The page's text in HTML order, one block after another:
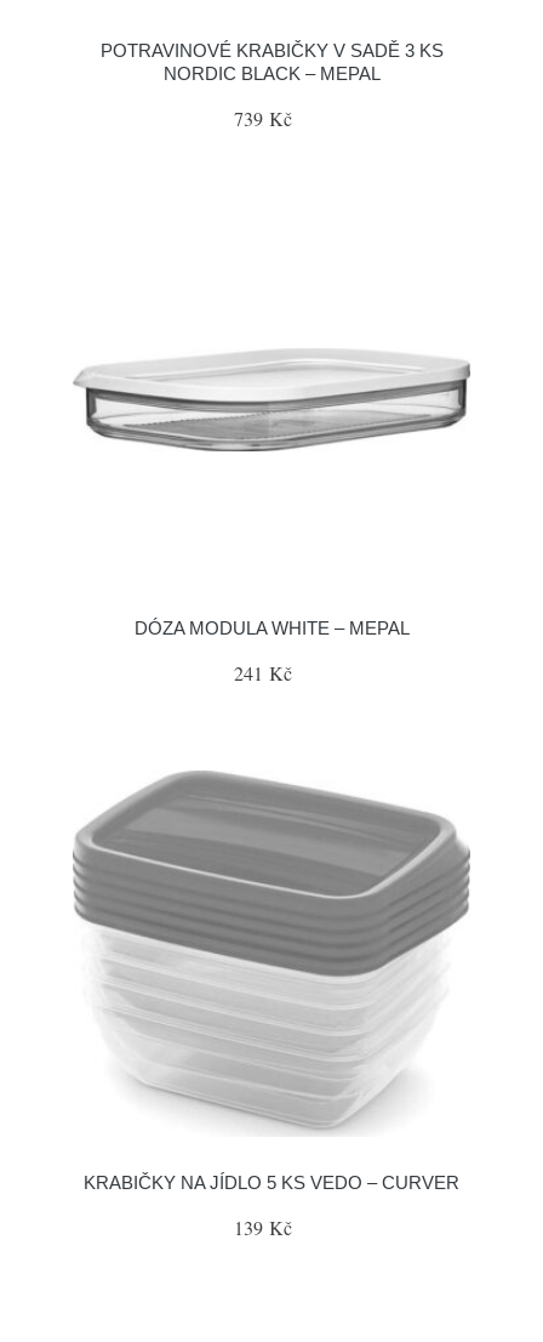
POTRAVINOVÉ KRABIČKY V SADĚ 3 KS
NORDIC BLACK – MEPAL
739 Kč
DÓZA MODULA WHITE – MEPAL
241 Kč
KRABIČKY NA JÍDLO 5 KS VEDO – CURVER
139 Kč